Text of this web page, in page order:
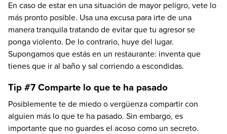
En caso de estar en una situación de mayor peligro, vete lo
más pronto posible. Usa una excusa para irte de una
manera tranquila tratando de evitar que tu agresor se
ponga violento. De lo contrario, huye del lugar.
Supongamos que estás en un restaurante: inventa que
tienes que ir al baño y sal corriendo a escondidas.
Tip #7 Comparte lo que te ha pasado
Posiblemente te de miedo o vergüenza compartir con
alguien más lo que te ha pasado. Sin embargo, es
importante que no guardes el acoso como un secreto.